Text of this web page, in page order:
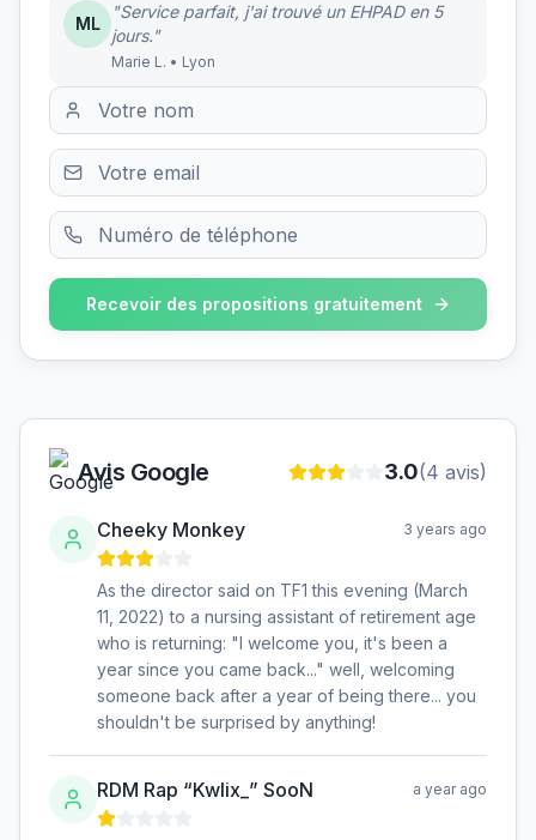
ML
"Service parfait, j'ai trouvé un EHPAD en 5
jours."
Marie L. • Lyon
Recevoir des propositions gratuitement
Avis Google 3.0(4 avis)
Cheeky Monkey 3 years ago
As the director said on TF1 this evening (March
11, 2022) to a nursing assistant of retirement age
who is returning: "I welcome you, it's been a
year since you came back..." well, welcoming
someone back after a year of being there... you
shouldn't be surprised by anything!
RDM Rap “KwIix_” SooN a year ago